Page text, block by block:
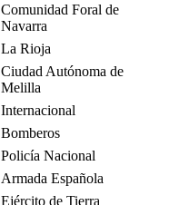
Comunidad Foral de
Navarra
La Rioja
Ciudad Autónoma de
Melilla
Internacional
Bomberos
Policía Nacional
Armada Española
Ejército de Tierra